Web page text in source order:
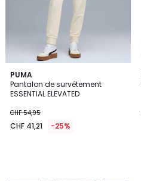
PUMA
Pantalon de survêtement
ESSENTIAL ELEVATED
CHF 54,95
CHF 41,21 -25%